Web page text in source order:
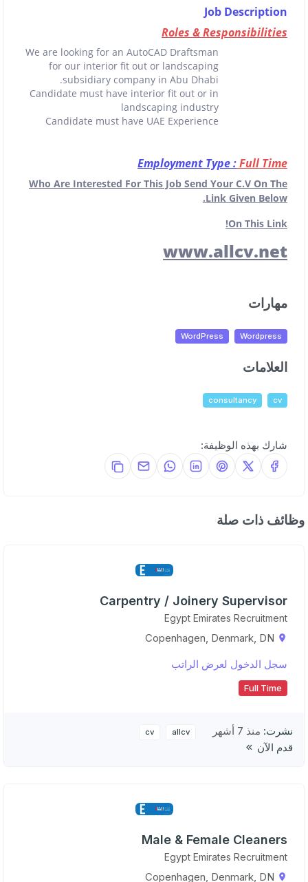
Job Description
Roles & Responsibilities
We are looking for an AutoCAD Draftsman
for our interior fit out or landscaping
subsidiary company in Abu Dhabi.
Candidate must have interior fit out or in
landscaping industry
Candidate must have UAE Experience
Employment Type :Full Time
Who Are Interested For This Job Send Your C.V On The
Link Given Below.
On This Link!
www.allcv.net
مهارات
Wordpress
WordPress
العلامات
cv
consultancy
شارك بهذه الوظيفة:
وظائف ذات صلة
Carpentry / Joinery Supervisor
Egypt Emirates Recruitment
Copenhagen, Denmark, DN
سجل الدخول لعرض الراتب
Full Time
نشرت: منذ 7 أشهر allcv
cv
قدم الآن
Male & Female Cleaners
Egypt Emirates Recruitment
Copenhagen, Denmark, DN